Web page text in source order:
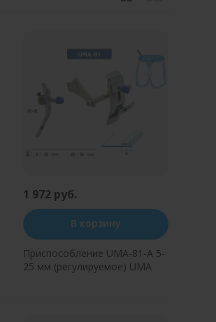
1 972 руб.
В корзину
Приспособление UMA-81-A 5-
25 мм (регулируемое) UMA